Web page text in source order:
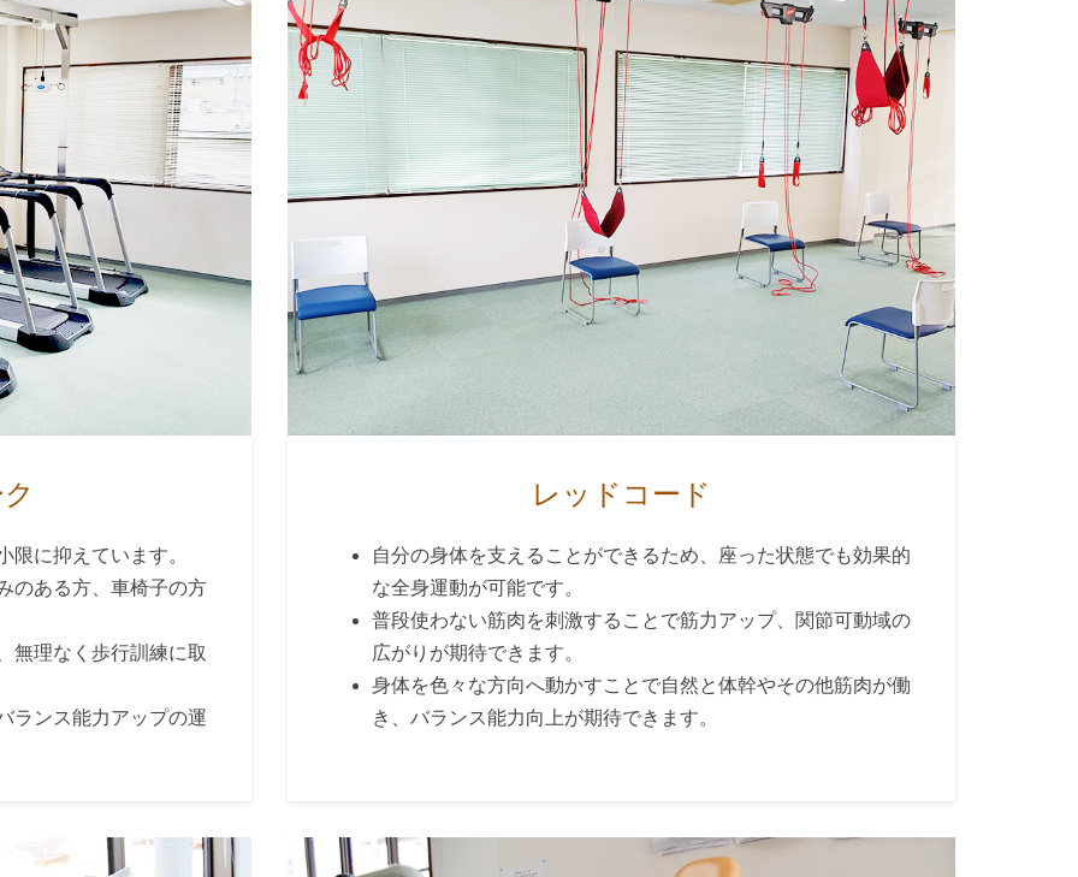
限に抑えています。
のある方、車椅子の方
無理なく歩行訓練に取
ランス能力アップの運
レッドコード
自分の身体を支えることができるため、座った状態でも効果的
な全身運動が可能です。
普段使わない筋肉を刺激することで筋力アップ、関節可動域の
広がりが期待できます。
身体を色々な方向へ動かすことで自然と体幹やその他筋肉が働
き、バランス能力向上が期待できます。